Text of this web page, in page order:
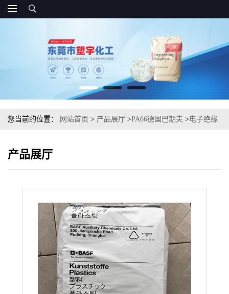
您当前的位置： 网站首页 > 产品展厅 >PA66德国巴期夫 >电子绝缘
产品展厅